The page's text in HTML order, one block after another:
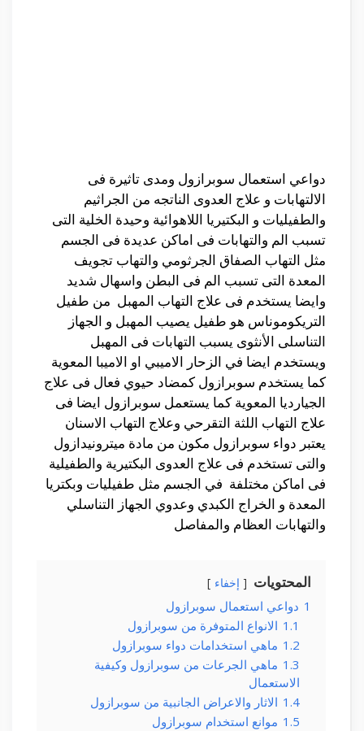
دواعي استعمال سوبرازول ومدى تاثيرة فى
الالتهابات و علاج العدوى الناتجه من الجراثيم
والطفيليات و البكتيريا اللاهوائية وحيدة الخلية التى
تسبب الم والتهابات فى اماكن عديدة فى الجسم
مثل التهاب الصفاق الجرثومي والتهاب تجويف
المعدة التى تسبب الم فى البطن واسهال شديد
وايضا يستخدم فى علاج التهاب المهبل من طفيل
التريكوموناس هو طفيل يصيب المهبل و الجهاز
التناسلى الأنثوى يسبب التهابات فى المهبل
ويستخدم ايضا في الزحار الاميبي او الاميبا المعوية
كما يستخدم سوبرازول كمضاد حيوي فعال فى علاج
الجيارديا المعوية كما يستعمل سوبرازول ايضا فى
علاج التهاب اللثة التقرحي وعلاج التهاب الاسنان
يعتبر دواء سوبرازول مكون من مادة ميترونيدازول
والتى تستخدم فى علاج العدوى البكتيرية والطفيلية
فى اماكن مختلفة في الجسم مثل طفيليات وبكتريا
المعدة و الخراج الكبدي وعدوي الجهاز التناسلي
والتهابات العظام والمفاصل
المحتويات إخفاء
1 دواعي استعمال سوبرازول
1.1 الانواع المتوفرة من سوبرازول
1.2 ماهي استخدامات دواء سوبرازول
1.3 ماهي الجرعات من سوبرازول وكيفية
الاستعمال
1.4 الاثار والاعراض الجانبية من سوبرازول
1.5 موانع استخدام سوبرازول